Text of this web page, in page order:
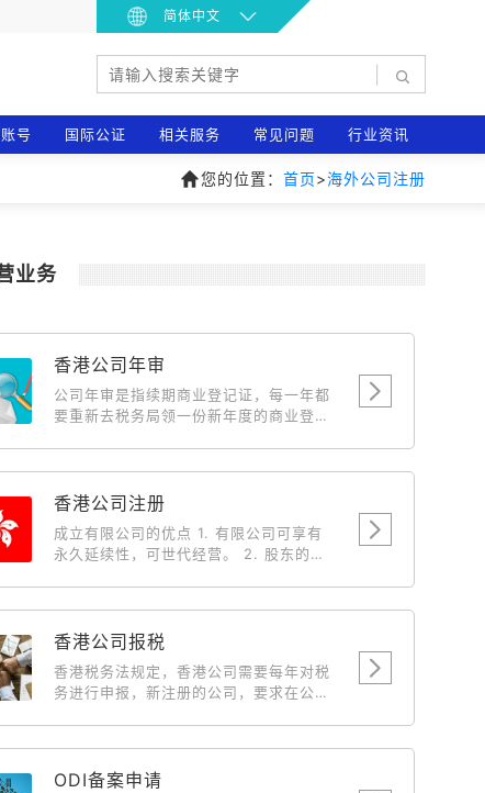
简体中文
号 国际公证 相关服务 常见问题 行业资讯
您的位置： 首页>海外公司注册
业务
香港公司年审
公司年审是指续期商业登记证，每一年都
要重新去税务局领一份新年度的商业登记
香港公司注册
成立有限公司的优点 1. 有限公司可享有
永久延续性，可世代经营。 2. 股东的私
各股东(投资者)之权益，因此较容易集合
资金。 4. 成立有限公司后，中国、台湾
务签証将获优先考虑。 5. 有限公司的债
务有限，经营生意上的风险，一概不会牵
7. 以有限公司经营业务，可以给与客户、
香港公司报税
香港税务法规定，香港公司需要每年对税
务进行申报，新注册的公司，要求在公司
港公司每年需要申报一次税务情况。
ODI备案申请